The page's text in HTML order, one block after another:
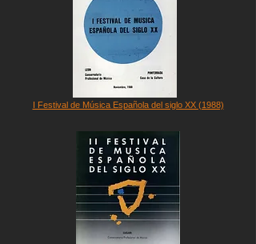
I Festival de Música Española del siglo XX (1988)